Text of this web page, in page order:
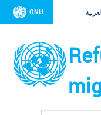
ONU